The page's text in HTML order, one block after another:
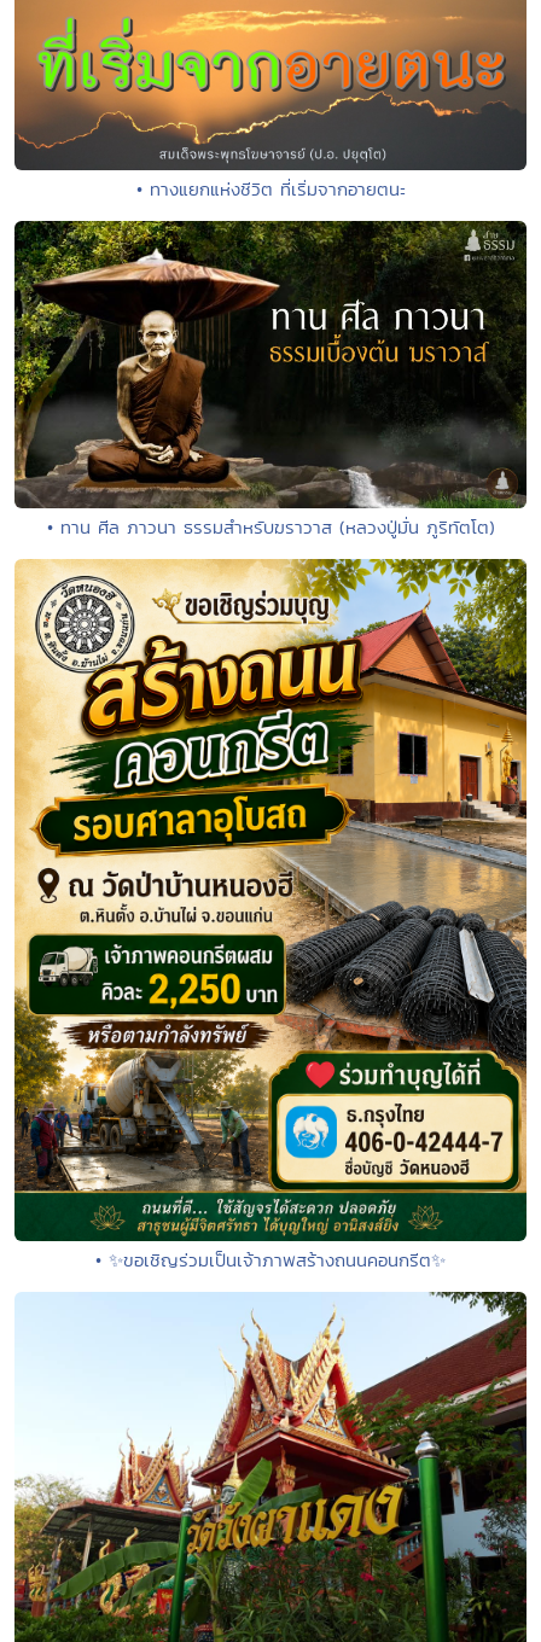
• ทางแยกแห่งชีวิต ที่เริ่มจากอายตนะ
• ทาน ศีล ภาวนา ธรรมสำหรับฆราวาส (หลวงปู่มั่น ภูริทัตโต)
• ✨ขอเชิญร่วมเป็นเจ้าภาพสร้างถนนคอนกรีต✨